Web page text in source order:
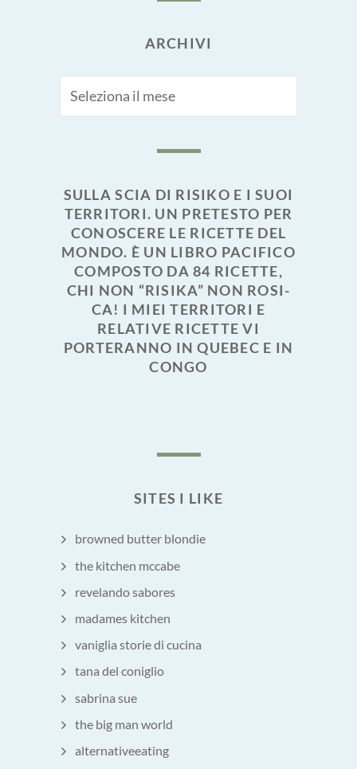
ARCHIVI
SULLA SCIA DI RISIKO E I SUOI
TERRITORI. UN PRETESTO PER
CONOSCERE LE RICETTE DEL
MONDO. È UN LIBRO PACIFICO
COMPOSTO DA 84 RICETTE,
CHI NON “RISIKA” NON ROSI-
CA! I MIEI TERRITORI E
RELATIVE RICETTE VI
PORTERANNO IN QUEBEC E IN
CONGO
SITES I LIKE
browned butter blondie
the kitchen mccabe
revelando sabores
madames kitchen
vaniglia storie di cucina
tana del coniglio
sabrina sue
the big man world
alternativeeating